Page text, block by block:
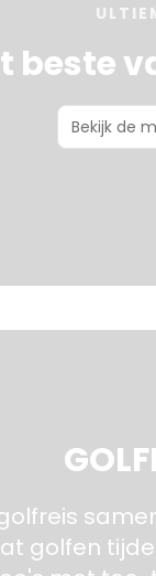
beste
Bekijk de
golfen